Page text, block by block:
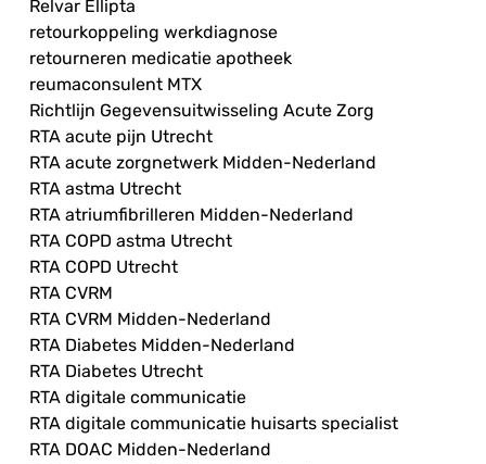
Relvar Ellipta
retourkoppeling werkdiagnose
retourneren medicatie apotheek
reumaconsulent MTX
Richtlijn Gegevensuitwisseling Acute Zorg
RTA acute pijn Utrecht
RTA acute zorgnetwerk Midden-Nederland
RTA astma Utrecht
RTA atriumfibrilleren Midden-Nederland
RTA COPD astma Utrecht
RTA COPD Utrecht
RTA CVRM
RTA CVRM Midden-Nederland
RTA Diabetes Midden-Nederland
RTA Diabetes Utrecht
RTA digitale communicatie
RTA digitale communicatie huisarts specialist
RTA DOAC Midden-Nederland